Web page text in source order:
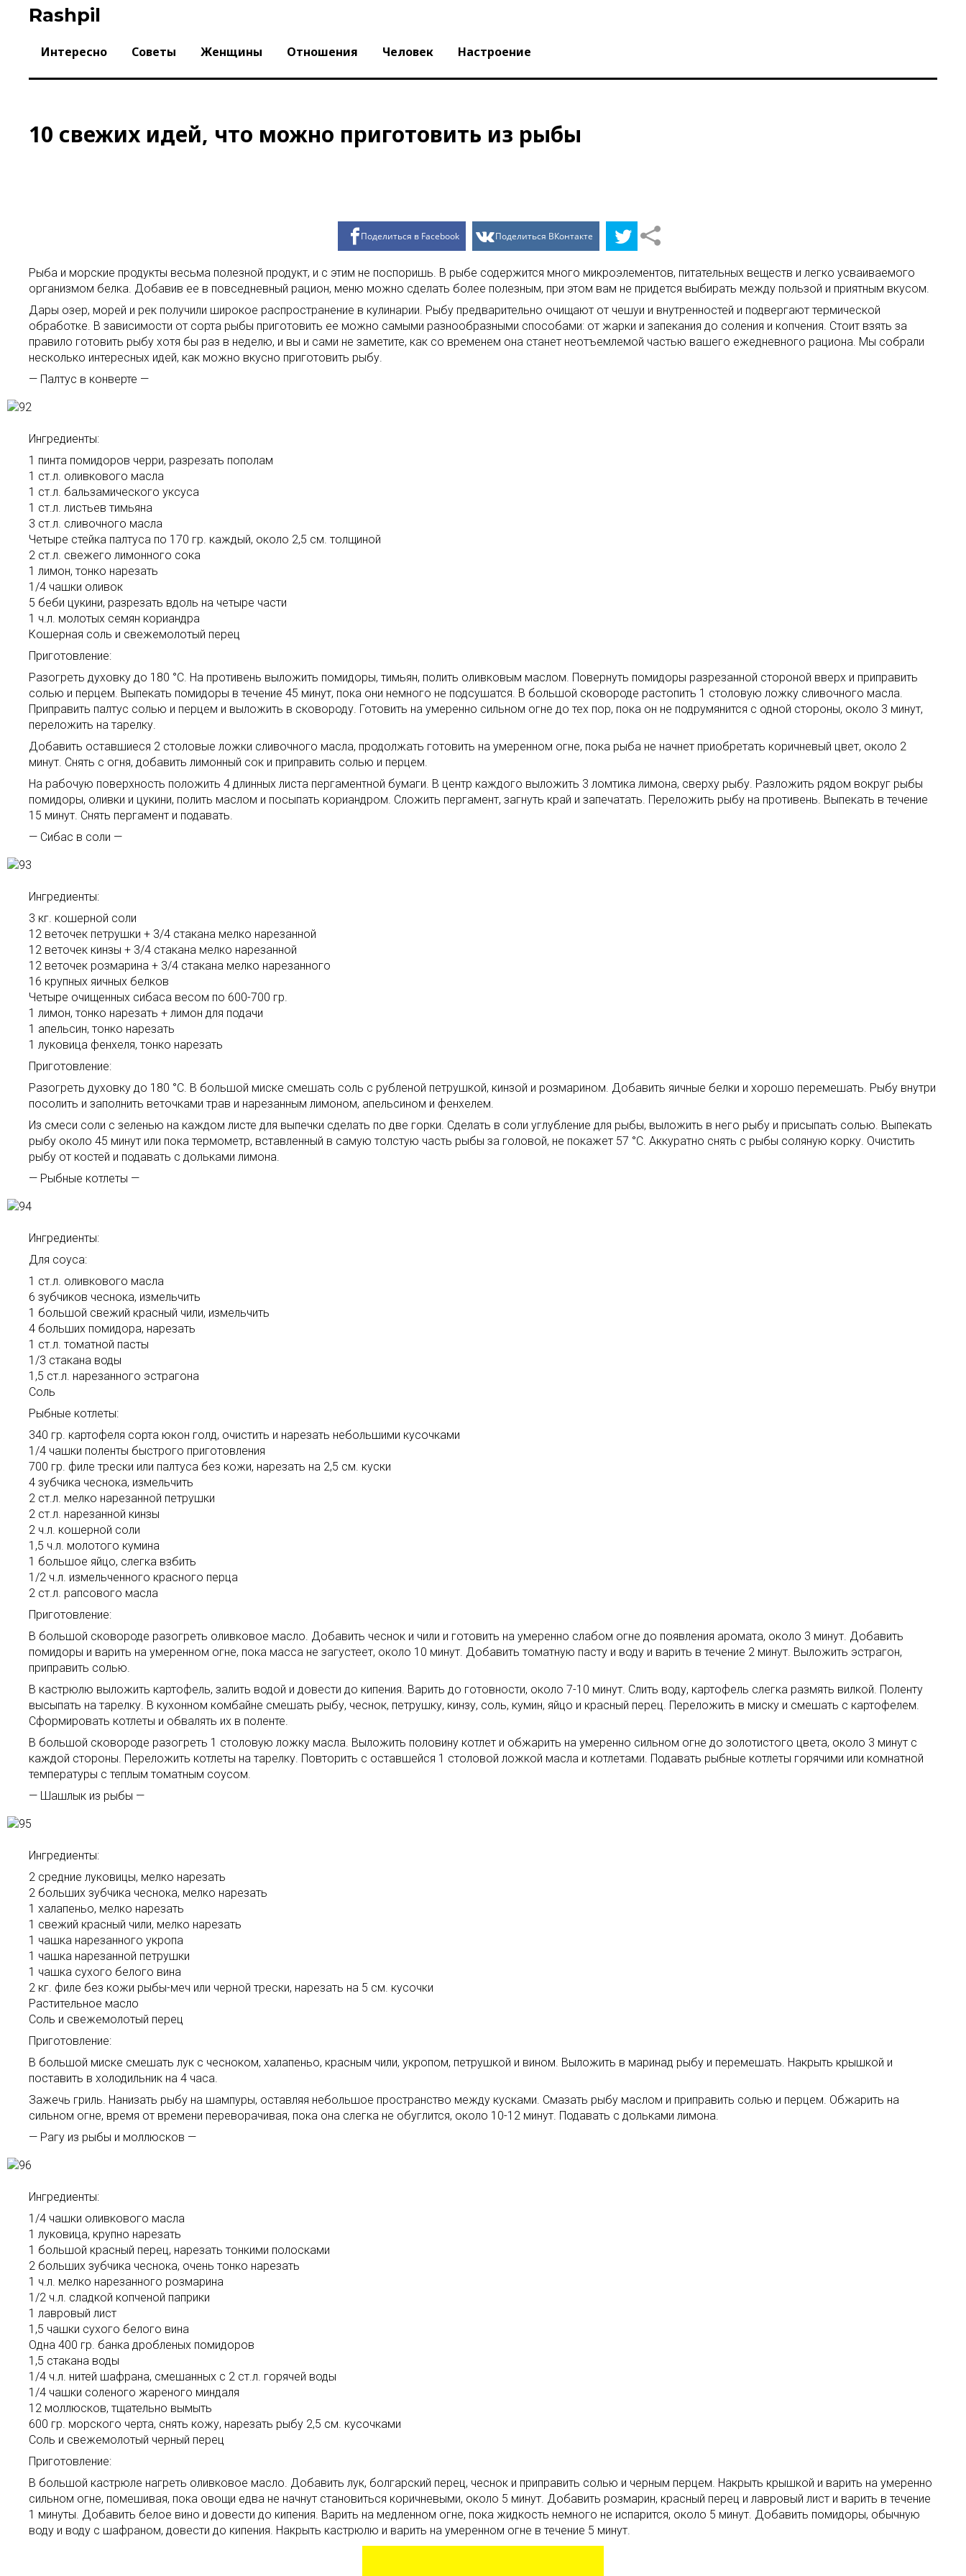
Rashpil
Интересно Советы Женщины Отношения Человек Настроение
10 свежих идей, что можно приготовить из рыбы
Поделиться в Facebook Поделиться ВКонтакте
Рыба и морские продукты весьма полезной продукт, и с этим не поспоришь. В рыбе содержится много микроэлементов, питательных веществ и легко усваиваемого
организмом белка. Добавив ее в повседневный рацион, меню можно сделать более полезным, при этом вам не придется выбирать между пользой и приятным вкусом.
Дары озер, морей и рек получили широкое распространение в кулинарии. Рыбу предварительно очищают от чешуи и внутренностей и подвергают термической
обработке. В зависимости от сорта рыбы приготовить ее можно самыми разнообразными способами: от жарки и запекания до соления и копчения. Стоит взять за
правило готовить рыбу хотя бы раз в неделю, и вы и сами не заметите, как со временем она станет неотъемлемой частью вашего ежедневного рациона. Мы собрали
несколько интересных идей, как можно вкусно приготовить рыбу.
— Палтус в конверте —
Ингредиенты:
1 пинта помидоров черри, разрезать пополам
1 ст.л. оливкового масла
1 ст.л. бальзамического уксуса
1 ст.л. листьев тимьяна
3 ст.л. сливочного масла
Четыре стейка палтуса по 170 гр. каждый, около 2,5 см. толщиной
2 ст.л. свежего лимонного сока
1 лимон, тонко нарезать
1/4 чашки оливок
5 беби цукини, разрезать вдоль на четыре части
1 ч.л. молотых семян кориандра
Кошерная соль и свежемолотый перец
Приготовление:
Разогреть духовку до 180 °C. На противень выложить помидоры, тимьян, полить оливковым маслом. Повернуть помидоры разрезанной стороной вверх и приправить
солью и перцем. Выпекать помидоры в течение 45 минут, пока они немного не подсушатся. В большой сковороде растопить 1 столовую ложку сливочного масла.
Приправить палтус солью и перцем и выложить в сковороду. Готовить на умеренно сильном огне до тех пор, пока он не подрумянится с одной стороны, около 3 минут,
переложить на тарелку.
Добавить оставшиеся 2 столовые ложки сливочного масла, продолжать готовить на умеренном огне, пока рыба не начнет приобретать коричневый цвет, около 2
минут. Снять с огня, добавить лимонный сок и приправить солью и перцем.
На рабочую поверхность положить 4 длинных листа пергаментной бумаги. В центр каждого выложить 3 ломтика лимона, сверху рыбу. Разложить рядом вокруг рыбы
помидоры, оливки и цукини, полить маслом и посыпать кориандром. Сложить пергамент, загнуть край и запечатать. Переложить рыбу на противень. Выпекать в течение
15 минут. Снять пергамент и подавать.
— Сибас в соли —
Ингредиенты:
3 кг. кошерной соли
12 веточек петрушки + 3/4 стакана мелко нарезанной
12 веточек кинзы + 3/4 стакана мелко нарезанной
12 веточек розмарина + 3/4 стакана мелко нарезанного
16 крупных яичных белков
Четыре очищенных сибаса весом по 600-700 гр.
1 лимон, тонко нарезать + лимон для подачи
1 апельсин, тонко нарезать
1 луковица фенхеля, тонко нарезать
Приготовление:
Разогреть духовку до 180 °C. В большой миске смешать соль с рубленой петрушкой, кинзой и розмарином. Добавить яичные белки и хорошо перемешать. Рыбу внутри
посолить и заполнить веточками трав и нарезанным лимоном, апельсином и фенхелем.
Из смеси соли с зеленью на каждом листе для выпечки сделать по две горки. Сделать в соли углубление для рыбы, выложить в него рыбу и присыпать солью. Выпекать
рыбу около 45 минут или пока термометр, вставленный в самую толстую часть рыбы за головой, не покажет 57 °C. Аккуратно снять с рыбы соляную корку. Очистить
рыбу от костей и подавать с дольками лимона.
— Рыбные котлеты —
Ингредиенты:
Для соуса:
1 ст.л. оливкового масла
6 зубчиков чеснока, измельчить
1 большой свежий красный чили, измельчить
4 больших помидора, нарезать
1 ст.л. томатной пасты
1/3 стакана воды
1,5 ст.л. нарезанного эстрагона
Соль
Рыбные котлеты:
340 гр. картофеля сорта юкон голд, очистить и нарезать небольшими кусочками
1/4 чашки поленты быстрого приготовления
700 гр. филе трески или палтуса без кожи, нарезать на 2,5 см. куски
4 зубчика чеснока, измельчить
2 ст.л. мелко нарезанной петрушки
2 ст.л. нарезанной кинзы
2 ч.л. кошерной соли
1,5 ч.л. молотого кумина
1 большое яйцо, слегка взбить
1/2 ч.л. измельченного красного перца
2 ст.л. рапсового масла
Приготовление:
В большой сковороде разогреть оливковое масло. Добавить чеснок и чили и готовить на умеренно слабом огне до появления аромата, около 3 минут. Добавить
помидоры и варить на умеренном огне, пока масса не загустеет, около 10 минут. Добавить томатную пасту и воду и варить в течение 2 минут. Выложить эстрагон,
приправить солью.
В кастрюлю выложить картофель, залить водой и довести до кипения. Варить до готовности, около 7-10 минут. Слить воду, картофель слегка размять вилкой. Поленту
высыпать на тарелку. В кухонном комбайне смешать рыбу, чеснок, петрушку, кинзу, соль, кумин, яйцо и красный перец. Переложить в миску и смешать с картофелем.
Сформировать котлеты и обвалять их в поленте.
В большой сковороде разогреть 1 столовую ложку масла. Выложить половину котлет и обжарить на умеренно сильном огне до золотистого цвета, около 3 минут с
каждой стороны. Переложить котлеты на тарелку. Повторить с оставшейся 1 столовой ложкой масла и котлетами. Подавать рыбные котлеты горячими или комнатной
температуры с теплым томатным соусом.
— Шашлык из рыбы —
Ингредиенты:
2 средние луковицы, мелко нарезать
2 больших зубчика чеснока, мелко нарезать
1 халапеньо, мелко нарезать
1 свежий красный чили, мелко нарезать
1 чашка нарезанного укропа
1 чашка нарезанной петрушки
1 чашка сухого белого вина
2 кг. филе без кожи рыбы-меч или черной трески, нарезать на 5 см. кусочки
Растительное масло
Соль и свежемолотый перец
Приготовление:
В большой миске смешать лук с чесноком, халапеньо, красным чили, укропом, петрушкой и вином. Выложить в маринад рыбу и перемешать. Накрыть крышкой и
поставить в холодильник на 4 часа.
Зажечь гриль. Нанизать рыбу на шампуры, оставляя небольшое пространство между кусками. Смазать рыбу маслом и приправить солью и перцем. Обжарить на
сильном огне, время от времени переворачивая, пока она слегка не обуглится, около 10-12 минут. Подавать с дольками лимона.
— Рагу из рыбы и моллюсков —
Ингредиенты:
1/4 чашки оливкового масла
1 луковица, крупно нарезать
1 большой красный перец, нарезать тонкими полосками
2 больших зубчика чеснока, очень тонко нарезать
1 ч.л. мелко нарезанного розмарина
1/2 ч.л. сладкой копченой паприки
1 лавровый лист
1,5 чашки сухого белого вина
Одна 400 гр. банка дробленых помидоров
1,5 стакана воды
1/4 ч.л. нитей шафрана, смешанных с 2 ст.л. горячей воды
1/4 чашки соленого жареного миндаля
12 моллюсков, тщательно вымыть
600 гр. морского черта, снять кожу, нарезать рыбу 2,5 см. кусочками
Соль и свежемолотый черный перец
Приготовление:
В большой кастрюле нагреть оливковое масло. Добавить лук, болгарский перец, чеснок и приправить солью и черным перцем. Накрыть крышкой и варить на умеренно
сильном огне, помешивая, пока овощи едва не начнут становиться коричневыми, около 5 минут. Добавить розмарин, красный перец и лавровый лист и варить в течение
1 минуты. Добавить белое вино и довести до кипения. Варить на медленном огне, пока жидкость немного не испарится, около 5 минут. Добавить помидоры, обычную
воду и воду с шафраном, довести до кипения. Накрыть кастрюлю и варить на умеренном огне в течение 5 минут.